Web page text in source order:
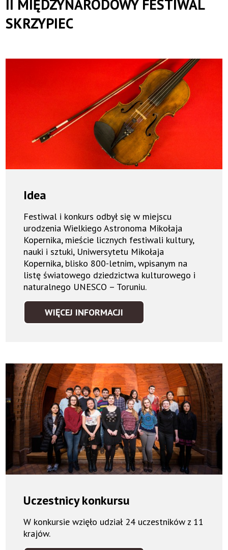
II MIĘDZYNARODOWY FESTIWAL
SKRZYPIEC
Idea
Festiwal i konkurs odbył się w miejscu
urodzenia Wielkiego Astronoma Mikołaja
Kopernika, mieście licznych festiwali kultury,
nauki i sztuki, Uniwersytetu Mikołaja
Kopernika, blisko 800-letnim, wpisanym na
listę światowego dziedzictwa kulturowego i
naturalnego UNESCO – Toruniu.
WIĘCEJ INFORMACJI
IDEA
Uczestnicy konkursu
W konkursie wzięło udział 24 uczestników z 11
krajów.